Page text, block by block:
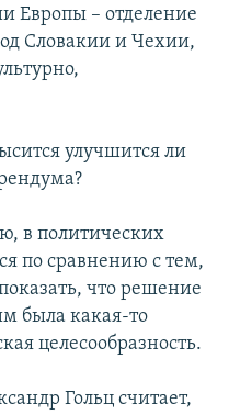
Европы – отделение
Словакии и Чехии,
улучшится ли
в политических
по сравнению с тем,
что решение
была какая-то
целесообразность.
Гольц считает,